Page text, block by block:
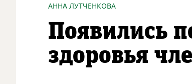
АННА ЛУТЧЕНКОВА
Появились
здоровья